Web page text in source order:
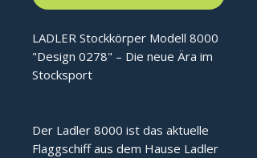
LADLER Stockkörper Modell 8000
"Design 0278" – Die neue Ära im
Stocksport
Der Ladler 8000 ist das aktuelle
Flaggschiff aus dem Hause Ladler